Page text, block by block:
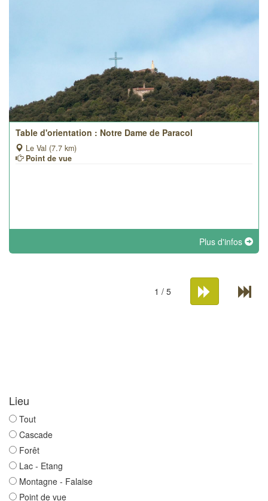
Table d'orientation : Notre Dame de Paracol
Le Val (7.7 km)
Point de vue
Plus d'infos
1 / 5
Lieu
Tout
Cascade
Forêt
Lac - Etang
Montagne - Falaise
Point de vue